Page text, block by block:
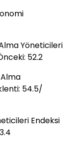
Yöneticileri
52.2
54.5/
Endeksi